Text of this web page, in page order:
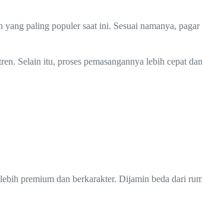
yang paling populer saat ini. Sesuai namanya,
Selain itu, proses pemasangannya lebih cepat
premium dan berkarakter. Dijamin beda dari